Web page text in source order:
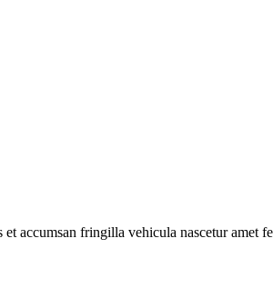
accumsan fringilla vehicula nascetur amet